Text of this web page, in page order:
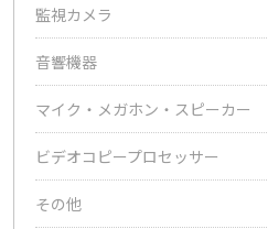
監視カメラ
音響機器
マイク・メガホン・スピーカー
ビデオコピープロセッサー
その他